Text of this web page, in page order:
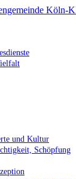
und Kultur
Schöpfung